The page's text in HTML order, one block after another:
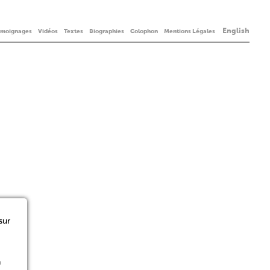
Vidéos Textes Biographies Colophon Mentions Légales English